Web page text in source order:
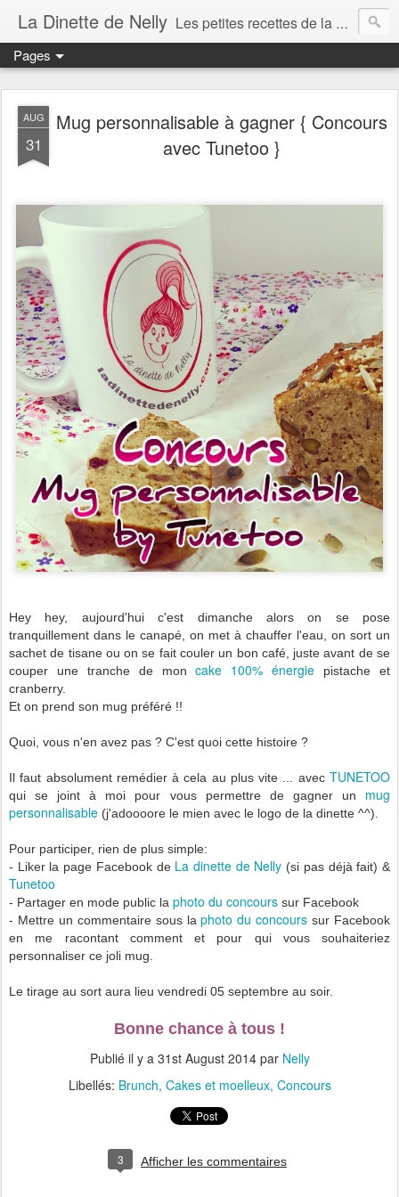
La Dinette de Nelly Les petites recettes de la dinette de Nelly. Des recettes simples, généreuses et gourmandes pour tous les jours c'est tout ça la dinette !
Pages
AUG
31
Mug personnalisable à gagner { Concours
avec Tunetoo }
Hey hey, aujourd'hui c'est dimanche alors on se pose
tranquillement dans le canapé, on met à chauffer l'eau, on sort un
sachet de tisane ou on se fait couler un bon café, juste avant de se
couper une tranche de moncake 100% énergie pistache et
cranberry.
Et on prend son mug préféré !!
Quoi, vous n'en avez pas ? C'est quoi cette histoire ?
Il faut absolument remédier à cela au plus vite ... avec TUNETOO
qui se joint à moi pour vous permettre de gagner un mug
personnalisable (j'adoooore le mien avec le logo de la dinette ^^).
Pour participer, rien de plus simple:
- Liker la page Facebook de La dinette de Nelly (si pas déjà fait) &
Tunetoo
- Partager en mode public la photo du concours sur Facebook
- Mettre un commentaire sous laphoto du concours sur Facebook
en me racontant comment et pour qui vous souhaiteriez
personnaliser ce joli mug.
Le tirage au sort aura lieu vendredi 05 septembre au soir.
Bonne chance à tous !
Publié il y a 31st August 2014par Nelly
Libellés: Brunch Cakes et moelleux Concours
3 Afficher les commentaires